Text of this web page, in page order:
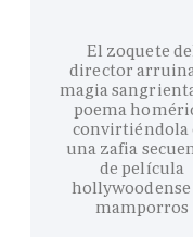
El zoquete
director
magia
poema
convirtiéndola
una zafia
de película
hollywoodense
mamporros